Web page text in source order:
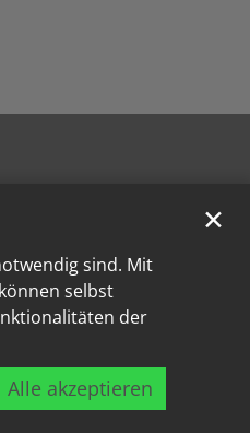
sind. Mit
selbst
der
Alle akzeptieren
✕